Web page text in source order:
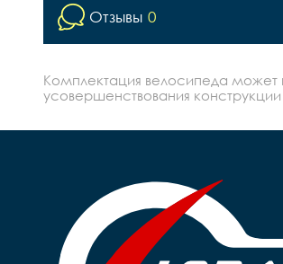
Отзывы 0
Комплектация велосипеда может
усовершенствования